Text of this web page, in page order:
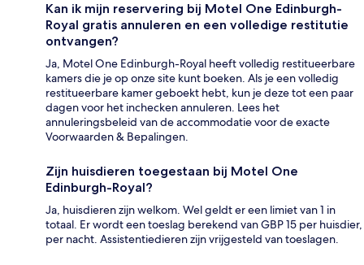
Kan ik mijn reservering bij Motel One Edinburgh-
Royal gratis annuleren en een volledige restitutie
ontvangen?
Ja, Motel One Edinburgh-Royal heeft volledig restitueerbare
kamers die je op onze site kunt boeken. Als je een volledig
restitueerbare kamer geboekt hebt, kun je deze tot een paar
dagen voor het inchecken annuleren. Lees het
annuleringsbeleid van de accommodatie voor de exacte
Voorwaarden & Bepalingen.
Zijn huisdieren toegestaan bij Motel One
Edinburgh-Royal?
Ja, huisdieren zijn welkom. Wel geldt er een limiet van 1 in
totaal. Er wordt een toeslag berekend van GBP 15 per huisdier,
per nacht. Assistentiedieren zijn vrijgesteld van toeslagen.